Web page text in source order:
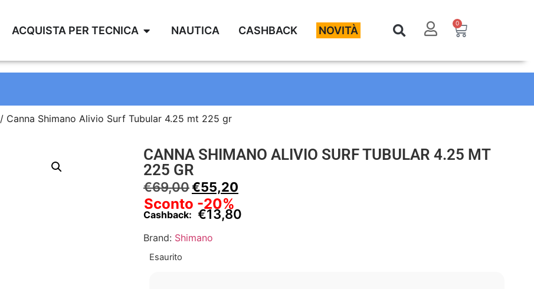
ACQUISTA PER TECNICA NAUTICA CASHBACK NOVITÀ
0
/ Canna Shimano Alivio Surf Tubular 4.25 mt 225 gr
CANNA SHIMANO ALIVIO SURF TUBULAR 4.25 MT
225 GR
€69,00€55,20
Sconto -20%
Cashback: €13,80
Brand: Shimano
Esaurito